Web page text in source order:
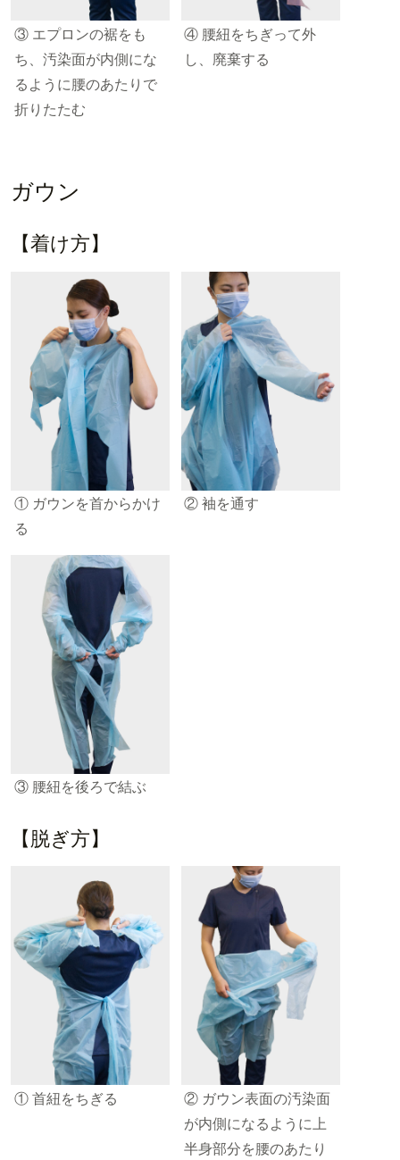
③ エプロンの裾をも
ち、汚染面が内側にな
るように腰のあたりで
折りたたむ
④ 腰紐をちぎって外
し、廃棄する
ガウン
【着け方】
① ガウンを首からかけ
る
② 袖を通す
③ 腰紐を後ろで結ぶ
【脱ぎ方】
① 首紐をちぎる
② ガウン表面の汚染面
が内側になるように上
半身部分を腰のあたり